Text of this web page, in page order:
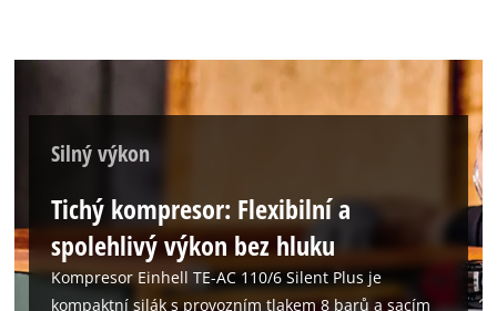
Silný výkon
Tichý kompresor: Flexibilní a
spolehlivý výkon bez hluku
Kompresor Einhell TE-AC 110/6 Silent Plus je
kompaktní silák s provozním tlakem 8 barů a sacím